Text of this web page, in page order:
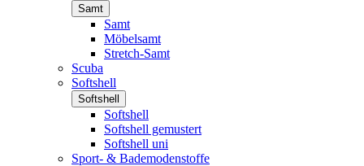
Samt
Samt
Möbelsamt
Stretch-Samt
Scuba
Softshell
Softshell
Softshell
Softshell gemustert
Softshell uni
Sport- & Bademodenstoffe